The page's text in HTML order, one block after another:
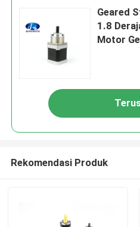
Geared
1.8
Motor
Rekomendasi Produk